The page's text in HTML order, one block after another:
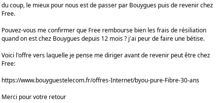
du coup, le mieux pour nous est de passer par Bouygues puis de revenir chez
Free.
Pouvez-vous me confirmer que Free rembourse bien les frais de résiliation
quand on est chez Bouygues depuis 12 mois ? j'ai peur de faire une bétise.
Voici l'offre vers laquelle je pense me diriger avant de revenir peut être chez
Free:
https://www.bouyguestelecom.fr/offres-Internet/byou-pure-Fibre-30-ans
Merci pour votre retour